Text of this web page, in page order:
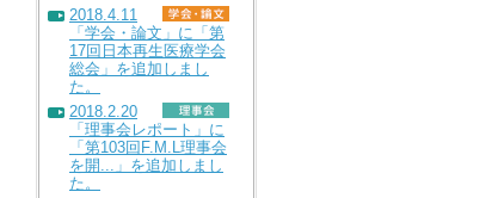
2018.4.11
「学会・論文」に「第
17回日本再生医療学会
総会」を追加しまし
た。
2018.2.20
「理事会レポート」に
「第103回F.M.L理事会
を開...」を追加しまし
た。